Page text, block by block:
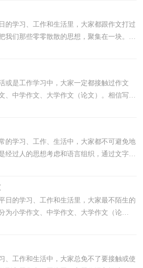
的学习、工作和生活里，大家都跟作文打过
我们那些零零散散的思想，聚集在一块。你
以下是小编为大家整理的春节...
或是工作学习中，大家一定都接触过作文
、中学作文、大学作文（论文）。相信写作
的问题，以下是小编收集整理的青...
的学习、工作、生活中，大家都不可避免地
经过人的思想考虑和语言组织，通过文字来
方法。还是对作文一筹莫展...
日的学习、工作和生活里，大家最不陌生的
为小学作文、中学作文、大学作文（论
呢？以下是小编整理的关于梦想的高...
、工作和生活中，大家总免不了要接触或使